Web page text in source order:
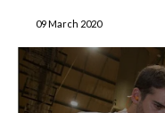
09 March 2020